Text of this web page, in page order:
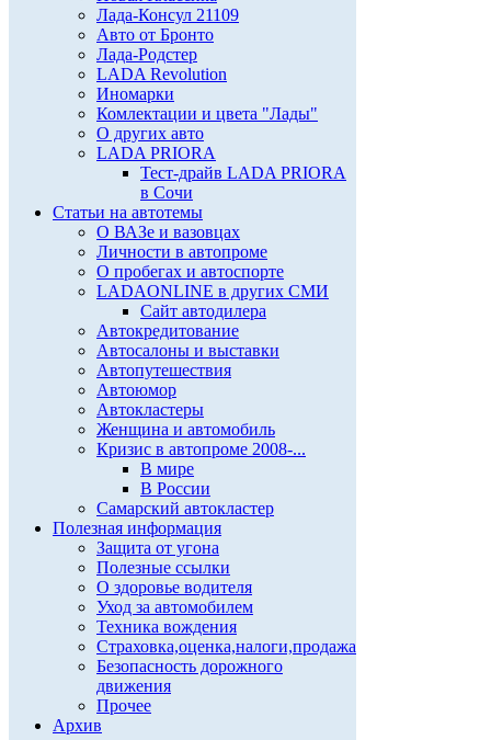
Лада-Консул 21109
Авто от Бронто
Лада-Родстер
LADA Revolution
Иномарки
Комлектации и цвета "Лады"
О других авто
LADA PRIORA
Тест-драйв LADA PRIORA
в Сочи
Статьи на автотемы
О ВАЗе и вазовцах
Личности в автопроме
О пробегах и автоспорте
LADAONLINE в других СМИ
Сайт автодилера
Автокредитование
Автосалоны и выставки
Автопутешествия
Автоюмор
Автокластеры
Женщина и автомобиль
Кризис в автопроме 2008-...
В мире
В России
Самарский автокластер
Полезная информация
Защита от угона
Полезные ссылки
О здоровье водителя
Уход за автомобилем
Техника вождения
Страховка,оценка,налоги,продажа
Безопасность дорожного
движения
Прочее
Архив